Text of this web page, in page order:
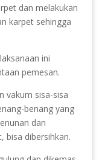
dan melakukan
karpet sehingga
ini
pemesan.
vakum sisa-sisa
benang yang
dan
bisa dibersihkan.